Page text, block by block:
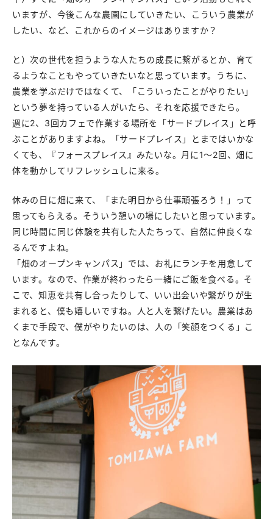
いますが、今後こんな農園にしていきたい、こういう農業が
したい、など、これからのイメージはありますか？
と）次の世代を担うような人たちの成長に繋がるとか、育て
るようなこともやっていきたいなと思っています。うちに、
農業を学ぶだけではなくて、「こういったことがやりたい」
という夢を持っている人がいたら、それを応援できたら。
週に2、3回カフェで作業する場所を「サードプレイス」と呼
ぶことがありますよね。「サードプレイス」とまではいかな
くても、『フォースプレイス』みたいな。月に1〜2回、畑に
体を動かしてリフレッシュしに来る。
休みの日に畑に来て、「また明日から仕事頑張ろう！」って
思ってもらえる。そういう憩いの場にしたいと思っています。
同じ時間に同じ体験を共有した人たちって、自然に仲良くな
るんですよね。
「畑のオープンキャンパス」では、お礼にランチを用意して
います。なので、作業が終わったら一緒にご飯を食べる。そ
こで、知恵を共有し合ったりして、いい出会いや繋がりが生
まれると、僕も嬉しいですね。人と人を繋げたい。農業はあ
くまで手段で、僕がやりたいのは、人の「笑顔をつくる」こ
となんです。